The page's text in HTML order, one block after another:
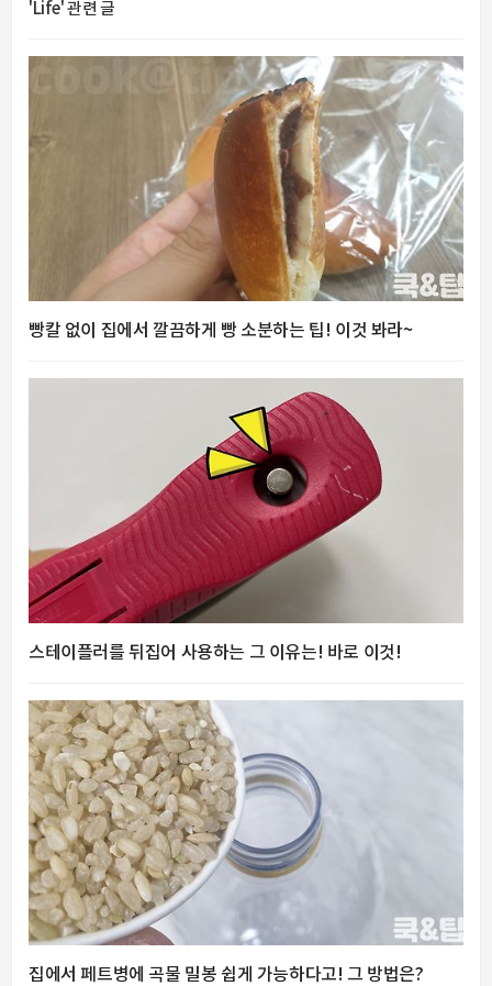
'Life' 관련 글
빵칼 없이 집에서 깔끔하게 빵 소분하는 팁! 이것 봐라~
스테이플러를 뒤집어 사용하는 그 이유는! 바로 이것!
집에서 페트병에 곡물 밀봉 쉽게 가능하다고! 그 방법은?